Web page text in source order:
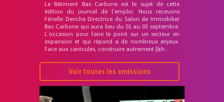
Le Bâtiment Bas Carbone est le sujet de cette
édition du journal de l’emploi. Nous recevons
Férielle Deriche Directrice du Salon de Immobilier
Bas Carbone qui aura lieu du 01 au 03 septembre.
L’occasion pour faire le point sur un secteur en
expansion et qui répond a de nombreux enjeux.
Face aux canicules, construire autrement [&h...
Voir toutes les emissions